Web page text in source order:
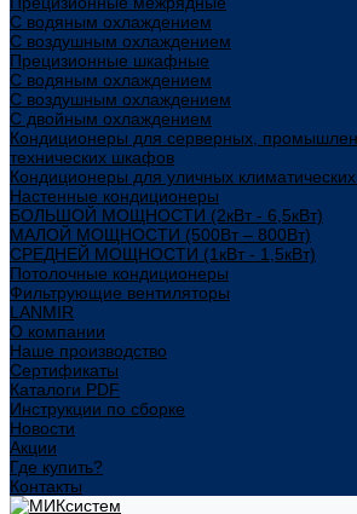
С водяным охлаждением
С воздушным охлаждением
Прецизионные шкафные
С водяным охлаждением
С воздушным охлаждением
С двойным охлаждением
Кондиционеры для серверных,
технических шкафов
Кондиционеры для уличных
Настенные кондиционеры
БОЛЬШОЙ МОЩНОСТИ (2кВт - 6,5кВт)
МАЛОЙ МОЩНОСТИ (500Вт – 800Вт)
СРЕДНЕЙ МОЩНОСТИ (1кВт - 1,5кВт)
Потолочные кондиционеры
Фильтрующие вентиляторы
LANMIR
О компании
Наше производство
Сертификаты
Каталоги PDF
Инструкции по сборке
Новости
Акции
Где купить?
Контакты